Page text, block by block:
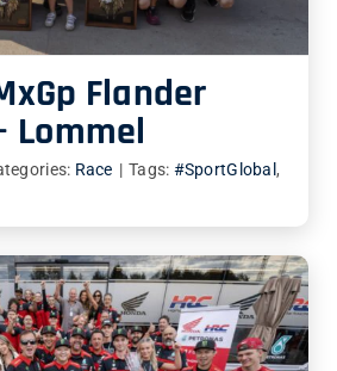
Flander
Lommel
Race | Tags: #SportGlobal ,